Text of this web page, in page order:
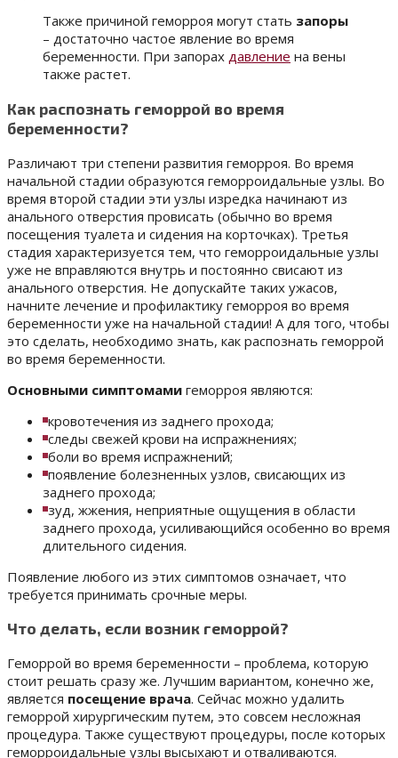
Также причиной геморроя могут стать запоры
– достаточно частое явление во время
беременности. При запорах давление на вены
также растет.
Как распознать геморрой во время
беременности?
Различают три степени развития геморроя. Во время
начальной стадии образуются геморроидальные узлы. Во
время второй стадии эти узлы изредка начинают из
анального отверстия провисать (обычно во время
посещения туалета и сидения на корточках). Третья
стадия характеризуется тем, что геморроидальные узлы
уже не вправляются внутрь и постоянно свисают из
анального отверстия. Не допускайте таких ужасов,
начните лечение и профилактику геморроя во время
беременности уже на начальной стадии! А для того, чтобы
это сделать, необходимо знать, как распознать геморрой
во время беременности.
Основными симптомами геморроя являются:
кровотечения из заднего прохода;
следы свежей крови на испражнениях;
боли во время испражнений;
появление болезненных узлов, свисающих из
заднего прохода;
зуд, жжения, неприятные ощущения в области
заднего прохода, усиливающийся особенно во время
длительного сидения.
Появление любого из этих симптомов означает, что
требуется принимать срочные меры.
Что делать, если возник геморрой?
Геморрой во время беременности – проблема, которую
стоит решать сразу же. Лучшим вариантом, конечно же,
является посещение врача. Сейчас можно удалить
геморрой хирургическим путем, это совсем несложная
процедура. Также существуют процедуры, после которых
геморроидальные узлы высыхают и отваливаются.